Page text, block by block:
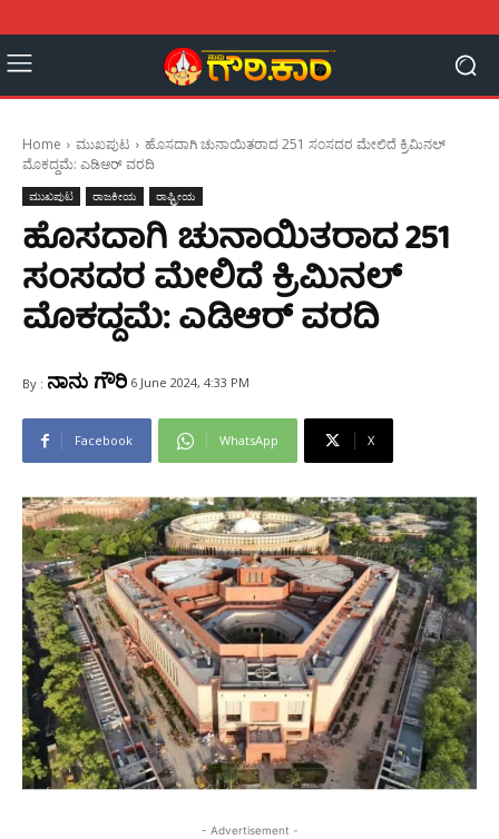
Home ಮುಖಪುಟ
ಹೊಸದಾಗಿ ಚುನಾಯಿತರಾದ 251 ಸಂಸದರ ಮೇಲಿದೆ ಕ್ರಿಮಿನಲ್
ಮೊಕದ್ದಮೆ: ಎಡಿಆರ್ ವರದಿ
ಮುಖಪುಟ ರಾಜಕೀಯ ರಾಷ್ಟ್ರೀಯ
ಹೊಸದಾಗಿ ಚುನಾಯಿತರಾದ 251
ಸಂಸದರ ಮೇಲಿದೆ ಕ್ರಿಮಿನಲ್
ಮೊಕದ್ದಮೆ: ಎಡಿಆರ್ ವರದಿ
By : ನಾನು ಗೌರಿ 6 June 2024, 4:33 PM
Facebook WhatsApp X
- Advertisement -